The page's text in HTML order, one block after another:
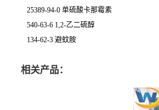
25389-94-0 单硫酸卡那霉素
540-63-6 1,2-乙二硫醇
134-62-3 避蚊胺
相关产品：